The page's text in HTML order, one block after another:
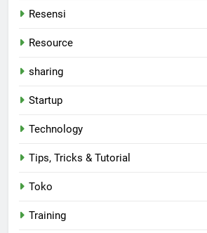
Resensi
Resource
sharing
Startup
Technology
Tips, Tricks & Tutorial
Toko
Training